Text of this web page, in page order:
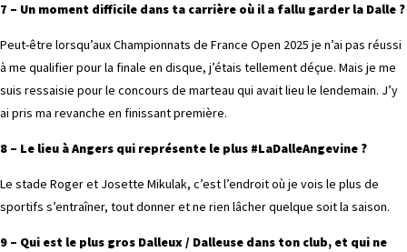
7 – Un moment difficile dans ta carrière où il a fallu garder la Dalle ?
Peut-être lorsqu’aux Championnats de France Open 2025 je n’ai pas réussi
à me qualifier pour la finale en disque, j’étais tellement déçue. Mais je me
suis ressaisie pour le concours de marteau qui avait lieu le lendemain. J’y
ai pris ma revanche en finissant première.
8 – Le lieu à Angers qui représente le plus #LaDalleAngevine ?
Le stade Roger et Josette Mikulak, c’est l’endroit où je vois le plus de
sportifs s’entraîner, tout donner et ne rien lâcher quelque soit la saison.
9 – Qui est le plus gros Dalleux / Dalleuse dans ton club, et qui ne